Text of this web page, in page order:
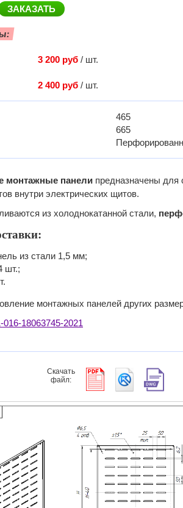
ЗАКАЗАТЬ
3 200 руб / шт.
2 400 руб / шт.
465
665
монтажные панели предназначены для
внутри электрических щитов.
из холоднокатанной стали,
из стали 1,5 мм;
шт.;
монтажных панелей других
18063745-2021
Скачать
файл: